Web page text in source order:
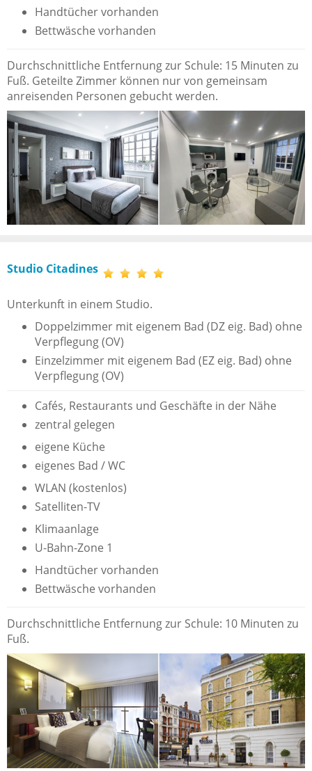
Handtücher vorhanden
Bettwäsche vorhanden
Durchschnittliche Entfernung zur Schule: 15 Minuten zu
Fuß. Geteilte Zimmer können nur von gemeinsam
anreisenden Personen gebucht werden.
Studio Citadines
Unterkunft in einem Studio.
Doppelzimmer mit eigenem Bad (DZ eig. Bad) ohne
Verpflegung (OV)
Einzelzimmer mit eigenem Bad (EZ eig. Bad) ohne
Verpflegung (OV)
Cafés, Restaurants und Geschäfte in der Nähe
zentral gelegen
eigene Küche
eigenes Bad / WC
WLAN (kostenlos)
Satelliten-TV
Klimaanlage
U-Bahn-Zone 1
Handtücher vorhanden
Bettwäsche vorhanden
Durchschnittliche Entfernung zur Schule: 10 Minuten zu
Fuß.